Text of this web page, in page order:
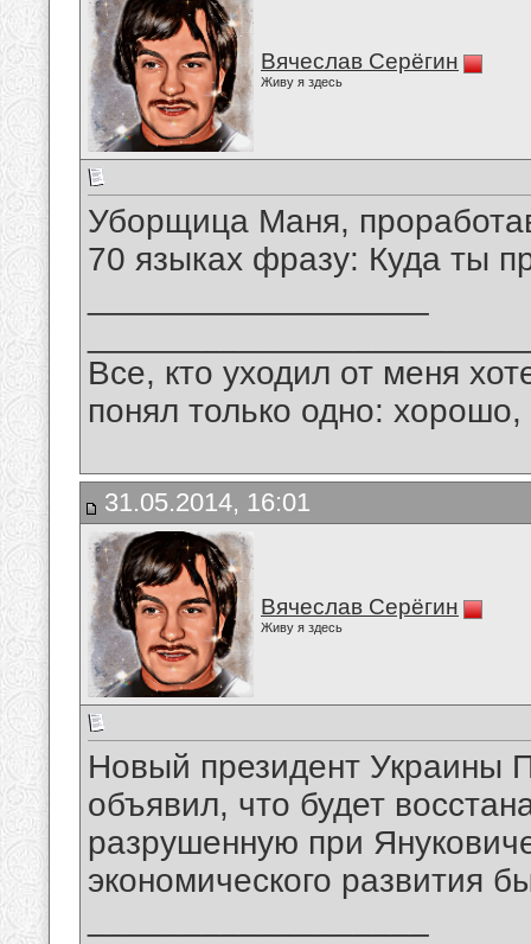
Вячеслав Серёгин
Живу я здесь
Уборщица Маня,
70 языках фразу: Куда ты
Все, кто уходил от меня
понял только одно:
31.05.2014, 16:01
Вячеслав Серёгин
Живу я здесь
Новый президент Украины
объявил, что будет
разрушенную при
экономического развития